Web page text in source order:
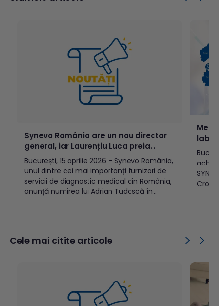
Synevo România are un nou director
general, iar Laurențiu Luca preia
conducerea operațiunilor din 11 țări din
Europa de Sud-Est
București, 15 aprilie 2026 – Synevo România,
unul dintre cei mai importanți furnizori de
servicii de diagnostic medical din România,
anunță numirea lui Adrian Tudoscă în
României ca hub...
Cele mai citite articole